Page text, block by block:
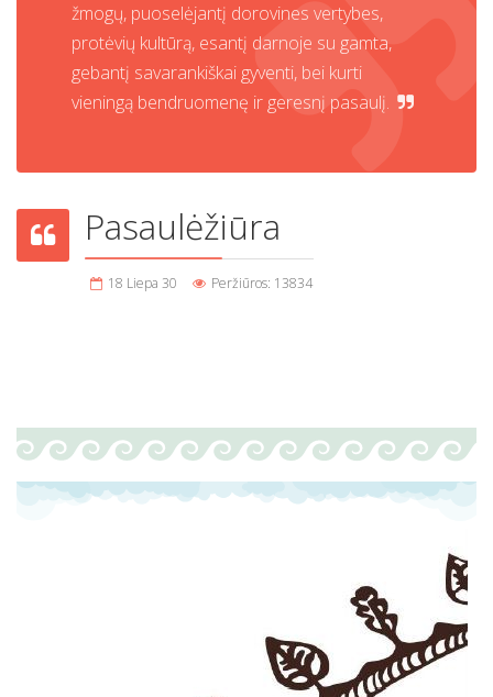
žmogų, puoselėjantį dorovines vertybes,
protėvių kultūrą, esantį darnoje su gamta,
gebantį savarankiškai gyventi, bei kurti
vieningą bendruomenę ir geresnį pasaulį.
Pasaulėžiūra
18 Liepa 30 Peržiūros: 13834